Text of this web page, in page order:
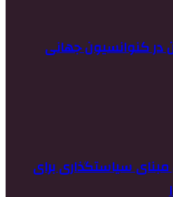
ایران در کنوانسیون جهانی
مبنای سیاستگذاری برای